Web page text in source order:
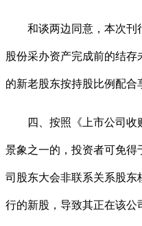
和谈两边同意，本次刊
股份采办资产完成前的结
的新老股东按持股比例配合
四、按照《上市公司收
景象之一的，投资者可免
司股东大会非联系关系股东
行的新股，导致其正在该公